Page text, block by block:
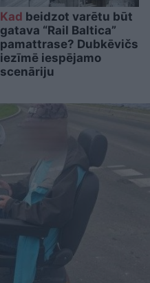
Kad beidzot varētu būt
gatava “Rail Baltica”
pamattrase? Dubkēvičs
iezīmē iespējamo
scenāriju